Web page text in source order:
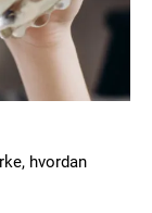
hvordan